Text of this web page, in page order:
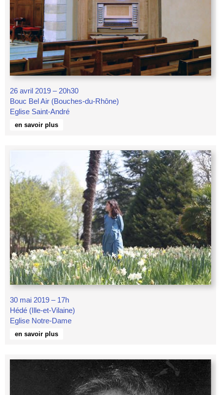
26 avril 2019 – 20h30
Bouc Bel Air (Bouches-du-Rhône)
Eglise Saint-André
en savoir plus
30 mai 2019 – 17h
Hédé (Ille-et-Vilaine)
Eglise Notre-Dame
en savoir plus